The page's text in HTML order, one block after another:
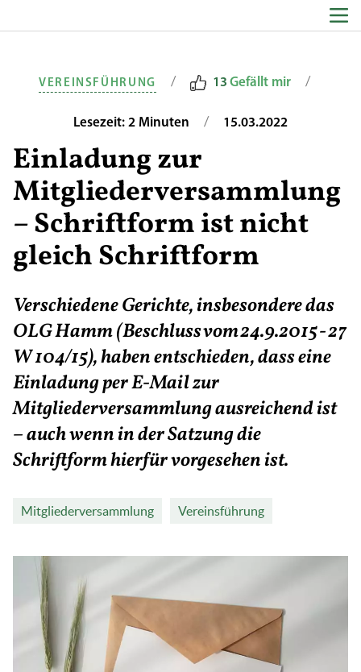
VEREINSFÜHRUNG / 13 Gefällt mir /
Lesezeit: 2 Minuten / 15.03.2022
Einladung zur
Mitgliederversammlung
– Schriftform ist nicht
gleich Schriftform
Verschiedene Gerichte, insbesondere das
OLG Hamm (Beschluss vom 24.9.2015 - 27
W 104/15), haben entschieden, dass eine
Einladung per E-Mail zur
Mitgliederversammlung ausreichend ist
– auch wenn in der Satzung die
Schriftform hierfür vorgesehen ist.
Mitgliederversammlung Vereinsführung